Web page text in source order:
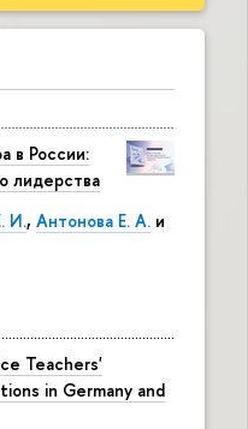
в России:
лидерства
И., Антонова Е. А. и
Teachers'
in Germany and